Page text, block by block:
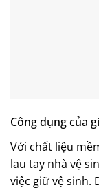
Công dụng của
Với chất liệu
lau tay nhà vệ
việc giữ vệ sinh.